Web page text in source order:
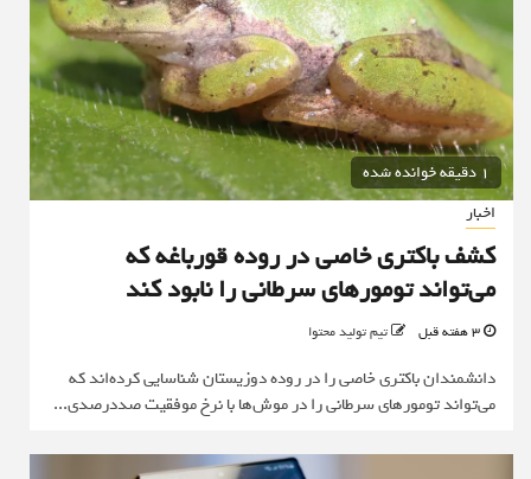
1 دقیقه خوانده شده
اخبار
کشف باکتری خاصی در روده قورباغه که
می‌تواند تومورهای سرطانی را نابود کند
تیم تولید محتوا
دانشمندان باکتری خاصی را در روده دوزیستان شناسایی کرده‌اند که
می‌تواند تومورهای سرطانی را در موش‌ها با نرخ موفقیت صددرصدی...